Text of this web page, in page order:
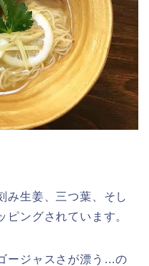
み生姜、三つ葉、そし
ピングされています。
ージャスさが漂う…の